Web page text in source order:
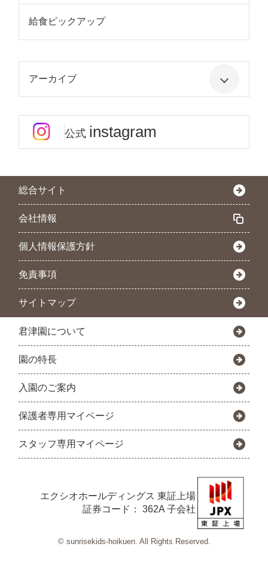
給食ピックアップ
アーカイブ
公式 instagram
総合サイト
会社情報
個人情報保護方針
免責事項
サイトマップ
君津園について
園の特長
入園のご案内
保護者専用マイページ
スタッフ専用マイページ
エクシオホールディングス 東証上場
証券コード： 362A 子会社
© sunrisekids-hoikuen. All Rights Reserved.